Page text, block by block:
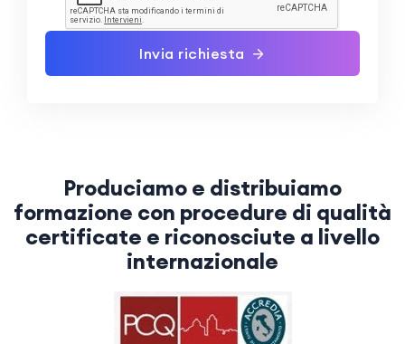
Invia richiesta
Produciamo e distribuiamo
formazione con procedure di qualità
certificate e riconosciute a livello
internazionale